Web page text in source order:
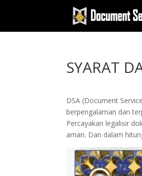
SYARAT
DSA (Document
berpengalaman dan
Percayakan legalisir
aman. Dan dalam